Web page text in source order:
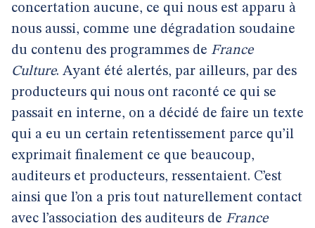
concertation aucune, ce qui nous est apparu à
nous aussi, comme une dégradation soudaine
du contenu des programmes de France
Culture. Ayant été alertés, par ailleurs, par des
producteurs qui nous ont raconté ce qui se
passait en interne, on a décidé de faire un texte
qui a eu un certain retentissement parce qu’il
exprimait finalement ce que beaucoup,
auditeurs et producteurs, ressentaient. C’est
ainsi que l’on a pris tout naturellement contact
avec l’association des auditeurs de France